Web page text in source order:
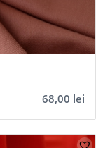
68,00 lei